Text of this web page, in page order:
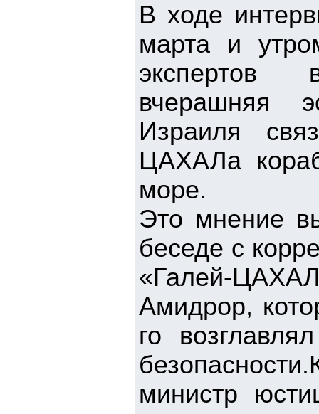
В ходе
марта и
экспертов
вчерашняя
Израиля
ЦАХАЛа
море.
Это мнение
беседе с
«Галей-
Амидрор,
го
министр